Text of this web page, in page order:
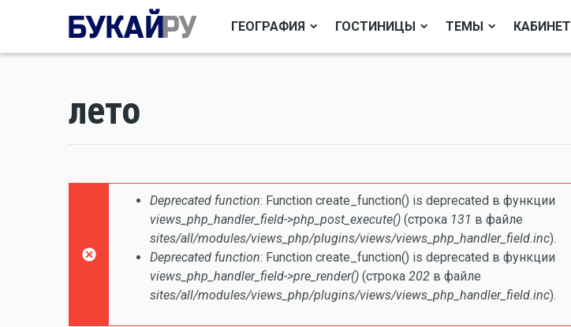
ГЕОГРАФИЯ ГОСТИНИЦЫ ТЕМЫ КАБИНЕТ
лето
Сообщение об ошибке
Deprecated function: Function create_function() is deprecated в функции
views_php_handler_field->php_post_execute() (строка 131 в файле
sites/all/modules/views_php/plugins/views/views_php_handler_field.inc).
Deprecated function: Function create_function() is deprecated в функции
views_php_handler_field->pre_render() (строка 202 в файле
sites/all/modules/views_php/plugins/views/views_php_handler_field.inc).